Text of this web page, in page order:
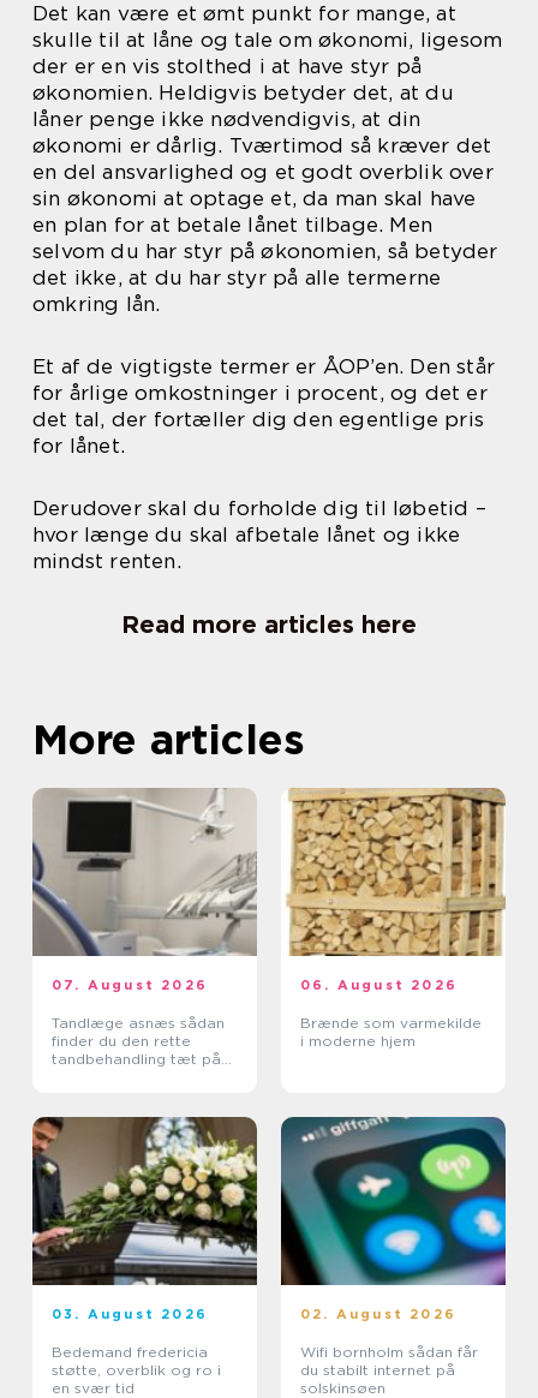
Det kan være et ømt punkt for mange, at
skulle til at låne og tale om økonomi, ligesom
der er en vis stolthed i at have styr på
økonomien. Heldigvis betyder det, at du
låner penge ikke nødvendigvis, at din
økonomi er dårlig. Tværtimod så kræver det
en del ansvarlighed og et godt overblik over
sin økonomi at optage et, da man skal have
en plan for at betale lånet tilbage. Men
selvom du har styr på økonomien, så betyder
det ikke, at du har styr på alle termerne
omkring lån.
Et af de vigtigste termer er ÅOP’en. Den står
for årlige omkostninger i procent, og det er
det tal, der fortæller dig den egentlige pris
for lånet.
Derudover skal du forholde dig til løbetid –
hvor længe du skal afbetale lånet og ikke
mindst renten.
Read more articles here
More articles
07. August 2026
Tandlæge asnæs sådan
finder du den rette
tandbehandling tæt på
06. August 2026
Brænde som varmekilde
i moderne hjem
03. August 2026
Bedemand fredericia
støtte, overblik og ro i
en svær tid
02. August 2026
Wifi bornholm sådan får
du stabilt internet på
solskinsøen